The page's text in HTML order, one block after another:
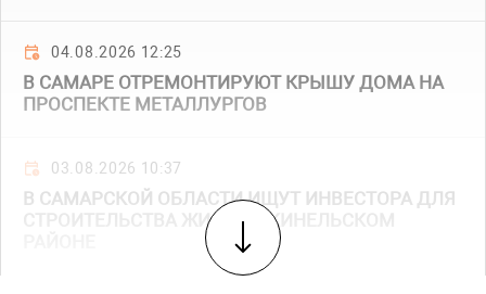
04.08.2026 12:25
В САМАРЕ ОТРЕМОНТИРУЮТ КРЫШУ ДОМА НА
ПРОСПЕКТЕ МЕТАЛЛУРГОВ
03.08.2026 10:37
В САМАРСКОЙ ОБЛАСТИ ИЩУТ ИНВЕСТОРА ДЛЯ
СТРОИТЕЛЬСТВА ЖИЛЬЯ В КИНЕЛЬСКОМ